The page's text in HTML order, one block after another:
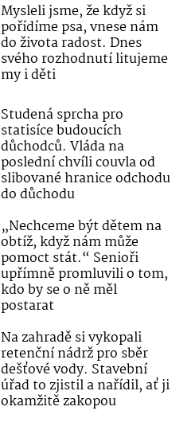
Mysleli jsme, že když si
pořídíme psa, vnese nám
do života radost. Dnes
svého rozhodnutí litujeme
my i děti
Studená sprcha pro
statisíce budoucích
důchodců. Vláda na
poslední chvíli couvla od
slibované hranice odchodu
do důchodu
„Nechceme být dětem na
obtíž, když nám může
pomoct stát.“ Senioři
upřímně promluvili o tom,
kdo by se o ně měl
postarat
Na zahradě si vykopali
retenční nádrž pro sběr
dešťové vody. Stavební
úřad to zjistil a nařídil, ať ji
okamžitě zakopou